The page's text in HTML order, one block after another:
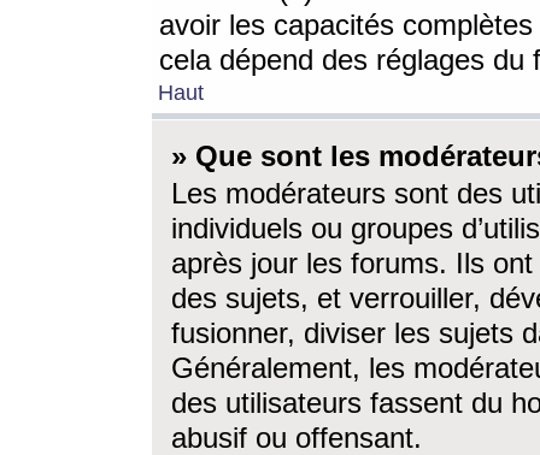
avoir les capacités
cela dépend des réglages du
Haut
» Que sont les
Les modérateurs sont des
individuels ou groupes
après jour les forums. Ils ont
des sujets, et verrouiller,
fusionner, diviser les sujets
Généralement, les
des utilisateurs fassent du
abusif ou offensant.